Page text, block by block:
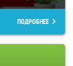
ПОДРОБНЕЕ